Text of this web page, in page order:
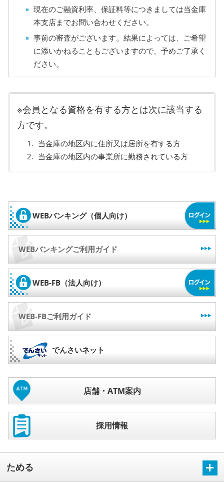
現在のご融資利率、保証料等につきましては当金庫
本支店までお問い合わせください。
事前の審査がございます。結果によっては、ご希望
に添いかねることもございますので、予めご了承く
ださい。
※会員となる資格を有する方とは次に該当する
方です。
当金庫の地区内に住所又は居所を有する方
当金庫の地区内の事業所に勤務されている方
WEBバンキング（個人向け）
WEBバンキングご利用ガイド
WEB-FB（法人向け）
WEB-FBご利用ガイド
でんさいネット
店舗・ATM案内
採用情報
ためる